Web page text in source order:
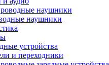
наушники
наушники
устройства
и переходники